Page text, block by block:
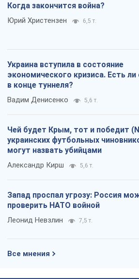
Когда закончится война?
Юрий Христензен 6,5 т.
Украина вступила в состояние
экономического кризиса. Есть ли
в конце туннеля?
Вадим Денисенко 5,6 т.
Чей будет Крым, тот и победит
украинских футбольных
могут назвать убийцами
Александр Кирш 5,6 т.
Запад проспал угрозу: Россия
проверить НАТО войной
Леонид Невзлин 7,5 т.
Все мнения